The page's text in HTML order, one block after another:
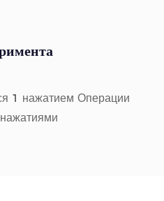
1 нажатием Операции